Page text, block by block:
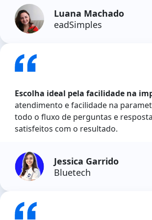
Luana Machado
eadSimples
Escolha ideal pela facilidade na
atendimento e facilidade na
todo o fluxo de perguntas e
satisfeitos com o resultado.
Jessica Garrido
Bluetech